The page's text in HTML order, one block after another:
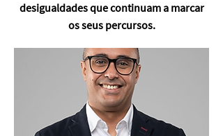
desigualdades que continuam a marcar
os seus percursos.